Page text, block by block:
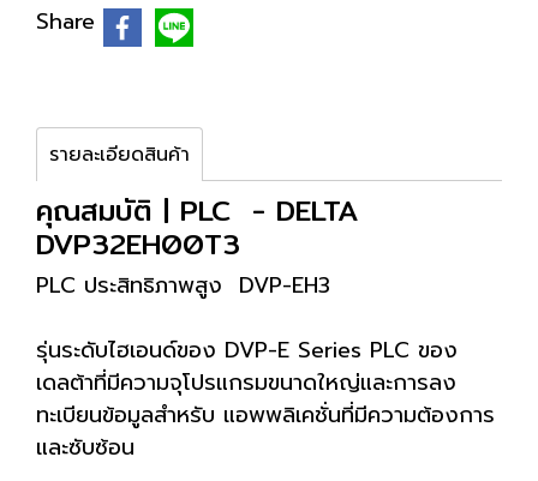
Share
รายละเอียดสินค้า
คุณสมบัติ | PLC - DELTA
DVP32EH00T3
PLC ประสิทธิภาพสูง DVP-EH3
รุ่นระดับไฮเอนด์ของ DVP-E Series PLC ของ
เดลต้าที่มีความจุโปรแกรมขนาดใหญ่และการลง
ทะเบียนข้อมูลสำหรับ แอพพลิเคชั่นที่มีความต้องการ
และซับซ้อน